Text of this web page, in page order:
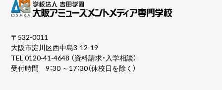
〒532-0011
大阪市淀川区西中島3-12-19
TEL0120-41-4648 （資料請求・入学相談）
受付時間 9：30 ～17：30（休校日を除く）